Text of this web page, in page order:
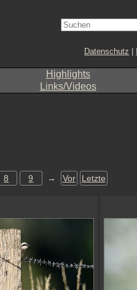
Datenschutz
Highlights
Links/Videos
8 9 → Vor Letzte